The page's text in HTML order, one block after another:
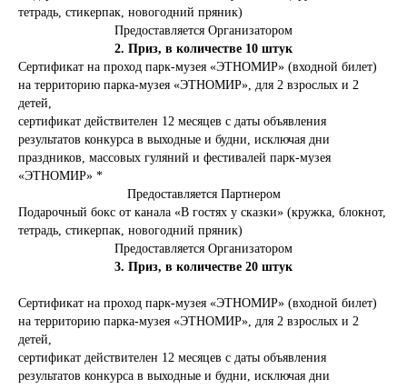
тетрадь, стикерпак, новогодний пряник)
Предоставляется Организатором
2. Приз, в количестве 10 штук
Сертификат на проход парк-музея «ЭТНОМИР» (входной билет)
на территорию парка-музея «ЭТНОМИР», для 2 взрослых и 2
детей,
сертификат действителен 12 месяцев с даты объявления
результатов конкурса в выходные и будни, исключая дни
праздников, массовых гуляний и фестивалей парк-музея
«ЭТНОМИР» *
Предоставляется Партнером
Подарочный бокс от канала «В гостях у сказки» (кружка, блокнот,
тетрадь, стикерпак, новогодний пряник)
Предоставляется Организатором
3. Приз, в количестве 20 штук
Сертификат на проход парк-музея «ЭТНОМИР» (входной билет)
на территорию парка-музея «ЭТНОМИР», для 2 взрослых и 2
детей,
сертификат действителен 12 месяцев с даты объявления
результатов конкурса в выходные и будни, исключая дни